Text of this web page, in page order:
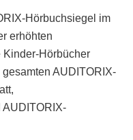
Hörbuchsiegel im
erhöhten
Kinder-Hörbücher
AUDITORIX-
AUDITORIX-